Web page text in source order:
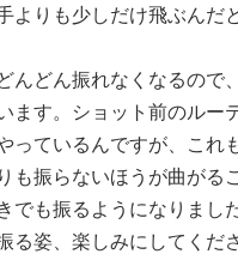
よりも少しだけ飛ぶんだ
んどん振れなくなるので
ます。ショット前のルー
っているんですが、これ
も振らないほうが曲がる
でも振るようになりまし
る姿、楽しみにしてくだ